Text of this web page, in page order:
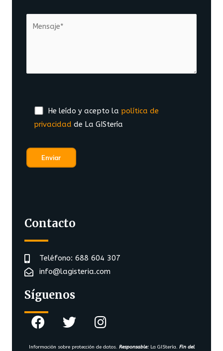
He leído y acepto la política de
privacidad de La GIStería
Contacto
Teléfono: 688 604 307
info@lagisteria.com
Síguenos
Información sobre protección de datos. Responsable:La GIStería. Fin del